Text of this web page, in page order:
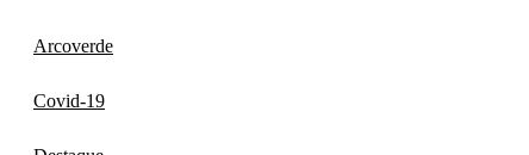
Arcoverde
Covid-19